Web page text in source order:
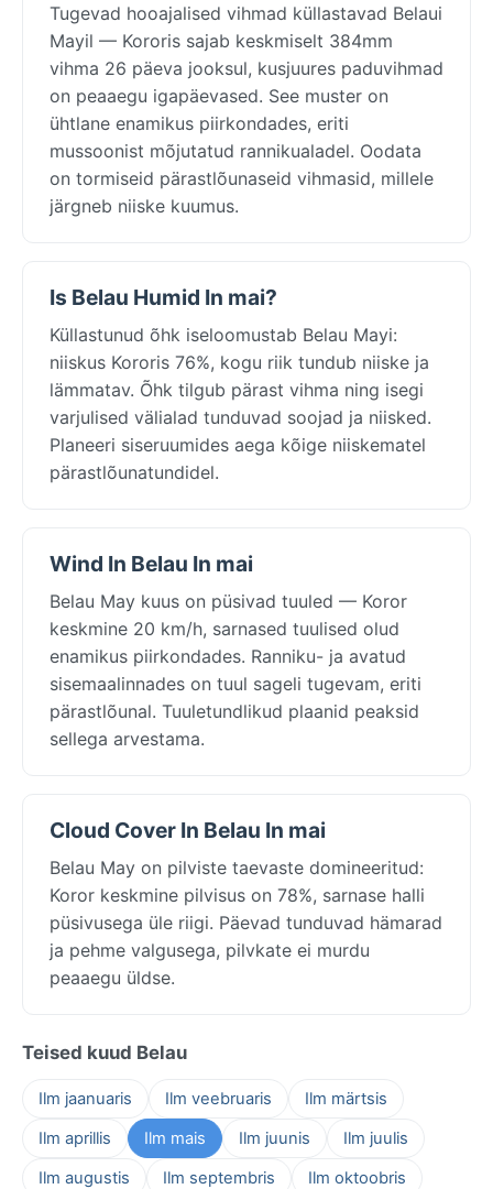
Tugevad hooajalised vihmad küllastavad Belaui
Mayil — Kororis sajab keskmiselt 384mm
vihma 26 päeva jooksul, kusjuures paduvihmad
on peaaegu igapäevased. See muster on
ühtlane enamikus piirkondades, eriti
mussoonist mõjutatud rannikualadel. Oodata
on tormiseid pärastlõunaseid vihmasid, millele
järgneb niiske kuumus.
Is Belau Humid In mai?
Küllastunud õhk iseloomustab Belau Mayi:
niiskus Kororis 76%, kogu riik tundub niiske ja
lämmatav. Õhk tilgub pärast vihma ning isegi
varjulised välialad tunduvad soojad ja niisked.
Planeeri siseruumides aega kõige niiskematel
pärastlõunatundidel.
Wind In Belau In mai
Belau May kuus on püsivad tuuled — Koror
keskmine 20 km/h, sarnased tuulised olud
enamikus piirkondades. Ranniku- ja avatud
sisemaalinnades on tuul sageli tugevam, eriti
pärastlõunal. Tuuletundlikud plaanid peaksid
sellega arvestama.
Cloud Cover In Belau In mai
Belau May on pilviste taevaste domineeritud:
Koror keskmine pilvisus on 78%, sarnase halli
püsivusega üle riigi. Päevad tunduvad hämarad
ja pehme valgusega, pilvkate ei murdu
peaaegu üldse.
Teised kuud Belau
Ilm jaanuaris Ilm veebruaris
Ilm märtsis
Ilm aprillis
Ilm mais Ilm juunis
Ilm juulis
Ilm augustis
Ilm septembris Ilm oktoobris